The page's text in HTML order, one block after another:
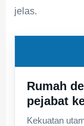
jelas.
Rumah
pejabat
Kekuatan